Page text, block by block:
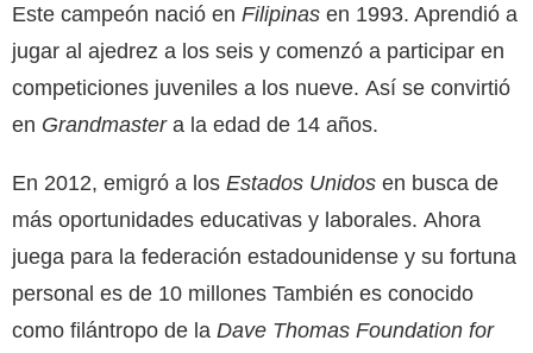
Este campeón nació en Filipinas en 1993. Aprendió a
jugar al ajedrez a los seis y comenzó a participar en
competiciones juveniles a los nueve. Así se convirtió
en Grandmastera la edad de 14 años.
En 2012, emigró a los Estados Unidos en busca de
más oportunidades educativas y laborales. Ahora
juega para la federación estadounidense y su fortuna
personal es de 10 millones También es conocido
como filántropo de la Dave Thomas Foundation for